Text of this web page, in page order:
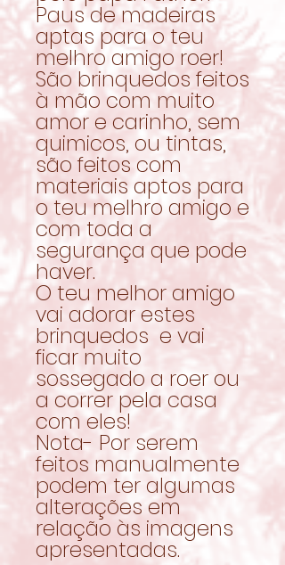
Paus de madeiras
aptas para o teu
melhro amigo roer!
São brinquedos feitos
à mão com muito
amor e carinho, sem
quimicos, ou tintas,
são feitos com
materiais aptos para
o teu melhro amigo e
com toda a
segurança que pode
haver.
O teu melhor amigo
vai adorar estes
brinquedos e vai
ficar muito
sossegado a roer ou
a correr pela casa
com eles!
Nota- Por serem
feitos manualmente
podem ter algumas
alterações em
relação às imagens
apresentadas.